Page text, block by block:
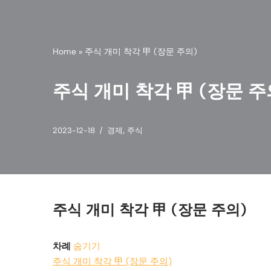
Home » 주식 개미 착각 甲 (장문 주의)
주식 개미 착각 甲 (장문
2023-12-18 경제 , 주식
주식 개미 착각 甲 (장문 주의)
차례 숨기기
주식 개미 착각 甲 (장문 주의)